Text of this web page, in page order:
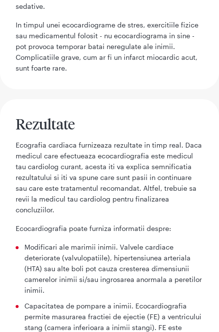
sedative.
In timpul unei ecocardiograme de stres, exercitiile fizice
sau medicamentul folosit - nu ecocardiograma in sine -
pot provoca temporar batai neregulate ale inimii.
Complicatiile grave, cum ar fi un infarct miocardic acut,
sunt foarte rare.
Rezultate
Ecografia cardiaca furnizeaza rezultate in timp real. Daca
medicul care efectueaza ecocardiografia este medicul
tau cardiolog curant, acesta iti va explica semnificatia
rezultatului si iti va spune care sunt pasii in continuare
sau care este tratamentul recomandat. Altfel, trebuie sa
revii la medicul tau cardiolog pentru finalizarea
concluziilor.
Ecocardiografia poate furniza informatii despre:
Modificari ale marimii inimii. Valvele cardiace
deteriorate (valvulopatiile), hipertensiunea arteriala
(HTA) sau alte boli pot cauza cresterea dimensiunii
camerelor inimii si/sau ingrosarea anormala a peretilor
inimii.
Capacitatea de pompare a inimii. Ecocardiografia
permite masurarea fractiei de ejectie (FE) a ventricului
stang (camera inferioara a inimii stangi). FE este